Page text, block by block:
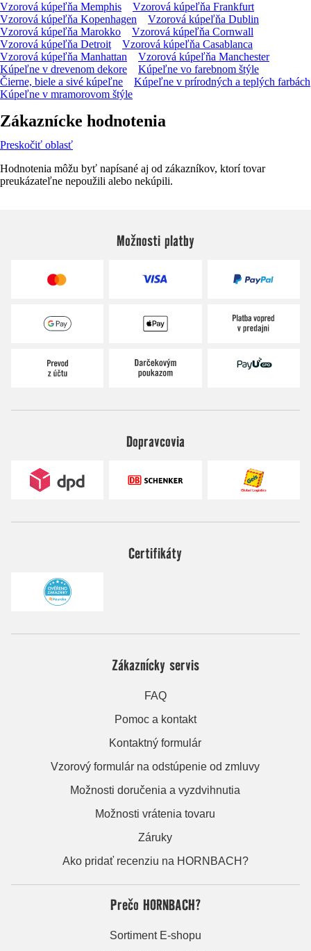
Vzorová kúpeľňa Memphis
Vzorová kúpeľňa Frankfurt
Vzorová kúpeľňa Kopenhagen
Vzorová kúpeľňa Dublin
Vzorová kúpeľňa Marokko
Vzorová kúpeľňa Cornwall
Vzorová kúpeľňa Detroit
Vzorová kúpeľňa Casablanca
Vzorová kúpeľňa Manhattan
Vzorová kúpeľňa Manchester
Kúpeľne v drevenom dekore
Kúpeľne vo farebnom štýle
Čierne, biele a sivé kúpeľne
Kúpeľne v prírodných a teplých farbách
Kúpeľne v mramorovom štýle
Zákaznícke hodnotenia
Preskočiť oblasť
Hodnotenia môžu byť napísané aj od zákazníkov, ktorí tovar
preukázateľne nepoužili alebo nekúpili.
Možnosti platby
Dopravcovia
Certifikáty
Zákaznícky servis
FAQ
Pomoc a kontakt
Kontaktný formulár
Vzorový formulár na odstúpenie od zmluvy
Možnosti doručenia a vyzdvihnutia
Možnosti vrátenia tovaru
Záruky
Ako pridať recenziu na HORNBACH?
Prečo HORNBACH?
Sortiment E-shopu